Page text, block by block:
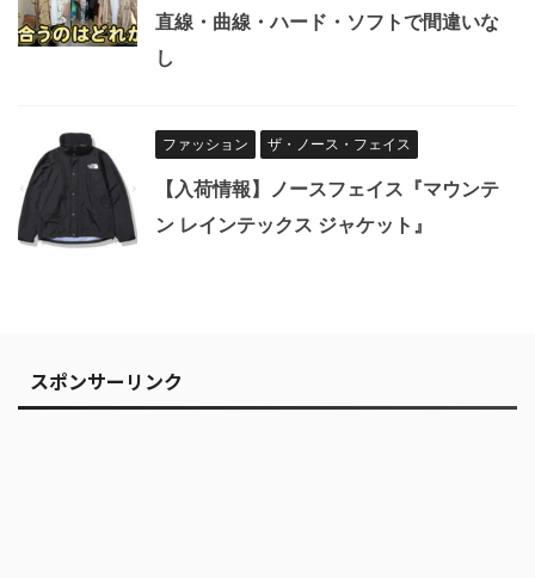
直線・曲線・ハード・ソフトで間違いな
し
ファッション ザ・ノース・フェイス
【入荷情報】ノースフェイス『マウンテ
ン レインテックス ジャケット』
スポンサーリンク